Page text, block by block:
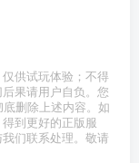
供试玩体验；不得
果请用户自负。您
删除上述内容。如
到更好的正版服
们联系处理。敬请